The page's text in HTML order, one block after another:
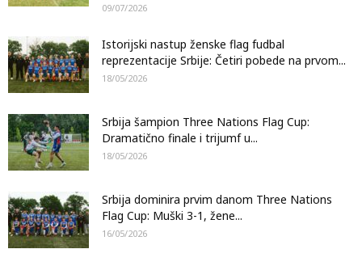
09/07/2026
Istorijski nastup ženske flag fudbal
reprezentacije Srbije: Četiri pobede na prvom...
18/05/2026
Srbija šampion Three Nations Flag Cup:
Dramatično finale i trijumf u...
18/05/2026
Srbija dominira prvim danom Three Nations
Flag Cup: Muški 3-1, žene...
16/05/2026